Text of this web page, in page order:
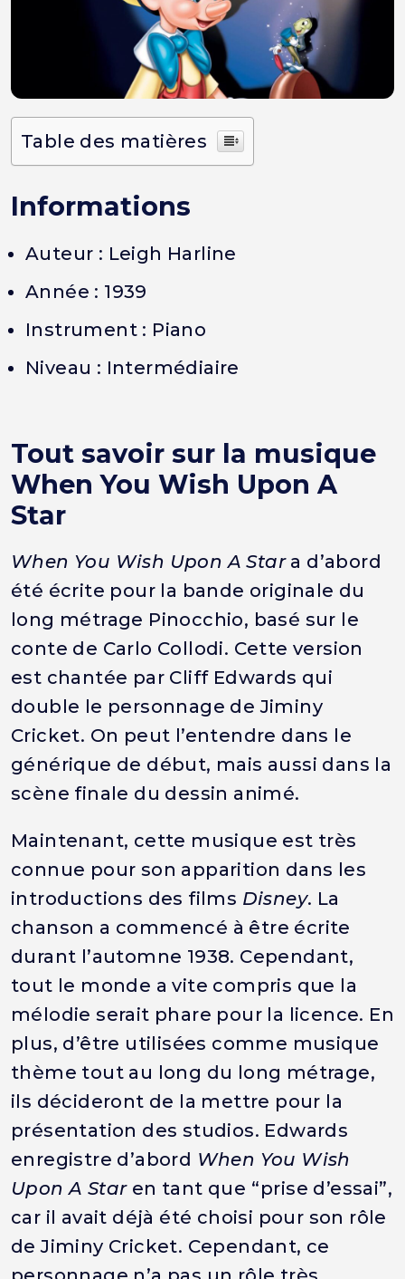
Table des matières
Informations
Auteur : Leigh Harline
Année : 1939
Instrument : Piano
Niveau : Intermédiaire
Tout savoir sur la musique
When You Wish Upon A
Star
When You Wish Upon A Stara d’abord
été écrite pour la bande originale du
long métrage Pinocchio, basé sur le
conte de Carlo Collodi. Cette version
est chantée par Cliff Edwards qui
double le personnage de Jiminy
Cricket. On peut l’entendre dans le
générique de début, mais aussi dans la
scène finale du dessin animé.
Maintenant, cette musique est très
connue pour son apparition dans les
introductions des films Disney. La
chanson a commencé à être écrite
durant l’automne 1938. Cependant,
tout le monde a vite compris que la
mélodie serait phare pour la licence. En
plus, d’être utilisées comme musique
thème tout au long du long métrage,
ils décideront de la mettre pour la
présentation des studios. Edwards
enregistre d’abord When You Wish
Upon A Star en tant que “prise d’essai”,
car il avait déjà été choisi pour son rôle
de Jiminy Cricket. Cependant, ce